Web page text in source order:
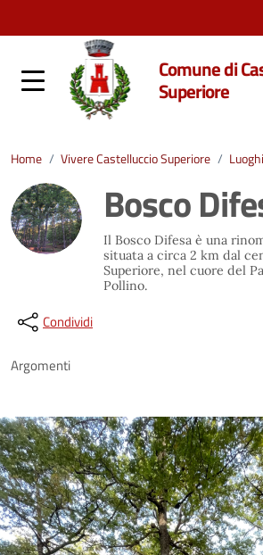
Comune di
Superiore
Home / Vivere Castelluccio Superiore / Luoghi
Bosco
Il Bosco Difesa è una
situata a circa 2 km dal
Superiore, nel cuore del
Pollino.
Condividi
Argomenti